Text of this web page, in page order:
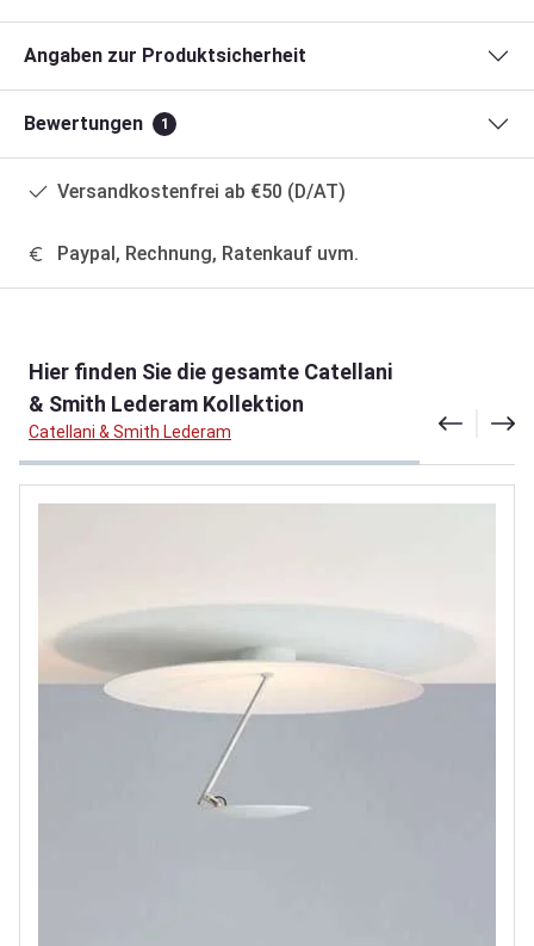
Angaben zur Produktsicherheit
Bewertungen 1
Versandkostenfrei ab €50 (D/AT)
Paypal, Rechnung, Ratenkauf uvm.
Hier finden Sie die gesamte Catellani
& Smith Lederam Kollektion
Catellani & Smith Lederam